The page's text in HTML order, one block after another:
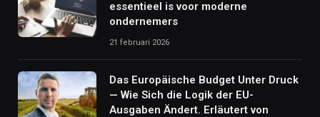
essentieel is voor moderne
ondernemers
21 februari 2026
Das Europäische Budget Unter Druck
— Wie Sich die Logik der EU-
Ausgaben Ändert. Erläutert von